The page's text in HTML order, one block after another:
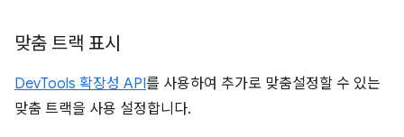
맞춤 트랙 표시
DevTools 확장성 API를 사용하여 추가로 맞춤설정할 수 있는
맞춤 트랙을 사용 설정합니다.